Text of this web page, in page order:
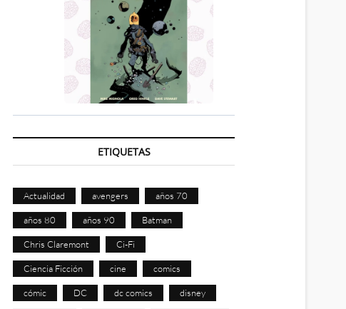
ETIQUETAS
Actualidad avengers años 70
años 80 años 90 Batman
Chris Claremont Ci-Fi
Ciencia Ficción cine comics
cómic DC dc comics disney